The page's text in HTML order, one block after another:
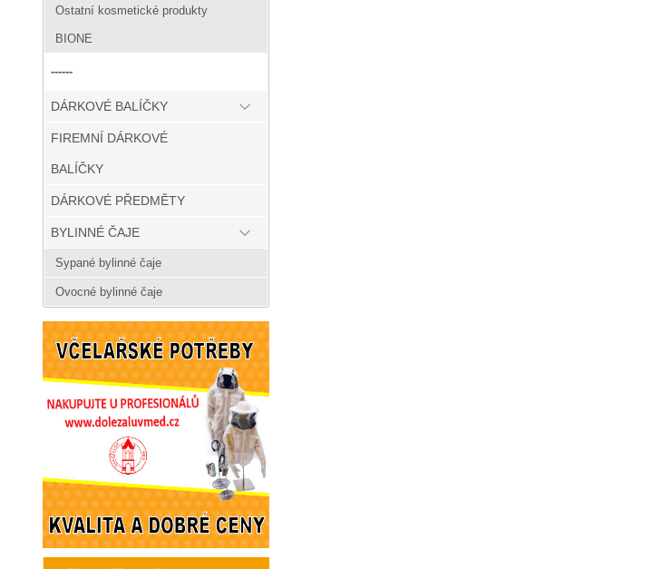
Ostatní kosmetické produkty
BIONE
------
DÁRKOVÉ BALÍČKY
FIREMNÍ DÁRKOVÉ
BALÍČKY
DÁRKOVÉ PŘEDMĚTY
BYLINNÉ ČAJE
Sypané bylinné čaje
Ovocné bylinné čaje